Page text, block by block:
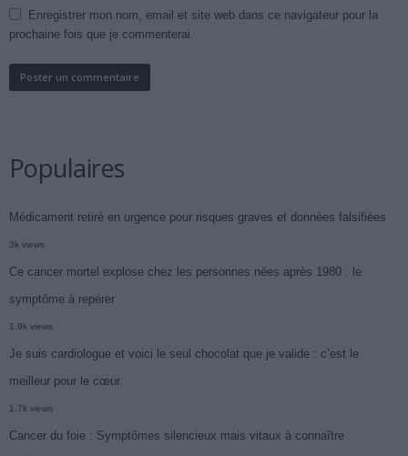
Enregistrer mon nom, email et site web dans ce navigateur pour la
prochaine fois que je commenterai.
Populaires
Médicament retiré en urgence pour risques graves et données falsifiées
3k views
Ce cancer mortel explose chez les personnes nées après 1980 : le
symptôme à repérer
1.9k views
Je suis cardiologue et voici le seul chocolat que je valide : c’est le
meilleur pour le cœur
1.7k views
Cancer du foie : Symptômes silencieux mais vitaux à connaître